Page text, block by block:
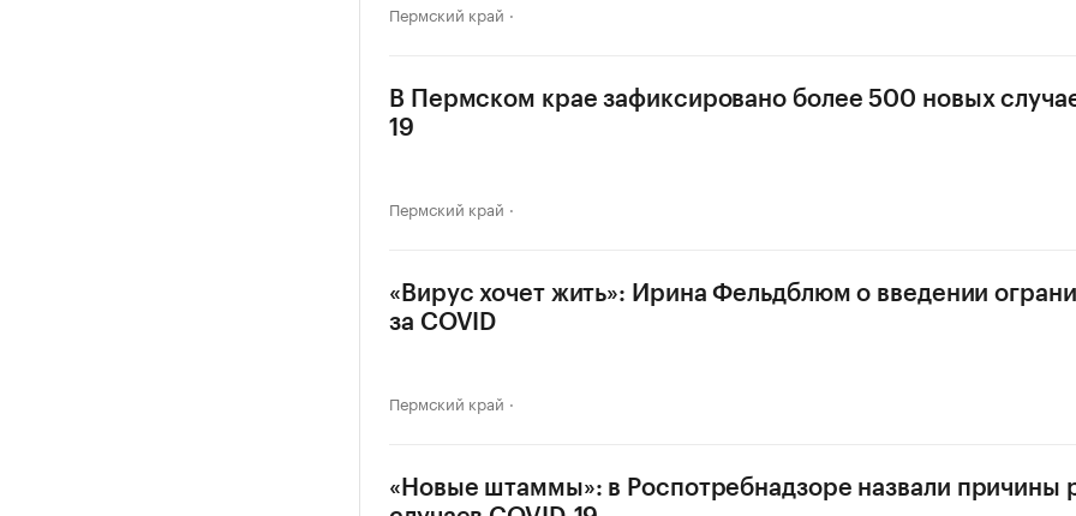
Пермский край
В Пермском крае зафиксировано более 500 новых
19
Пермский край
«Вирус хочет жить»: Ирина Фельдблюм о введении
за COVID
Пермский край
«Новые штаммы»: в Роспотребнадзоре назвали причины